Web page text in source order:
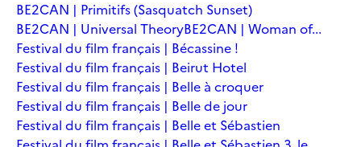
BE2CAN | Primitifs (Sasquatch Sunset)
BE2CAN | Universal TheoryBE2CAN | Woman of...
Festival du film français | Bécassine !
Festival du film français | Beirut Hotel
Festival du film français | Belle à croquer
Festival du film français | Belle de jour
Festival du film français | Belle et Sébastien